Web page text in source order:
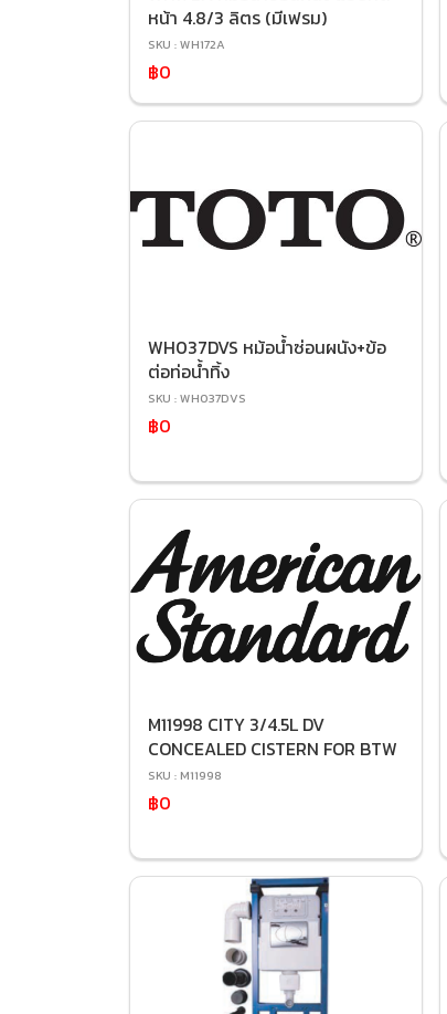
หน้า 4.8/3 ลิตร (มีเฟรม)
SKU : WH172A
฿0
WH037DVS หม้อน้ำซ่อนผนัง+ข้อ
ต่อท่อน้ำทิ้ง
SKU : WH037DVS
฿0
M11998 CITY 3/4.5L DV
CONCEALED CISTERN FOR BTW
SKU : M11998
฿0